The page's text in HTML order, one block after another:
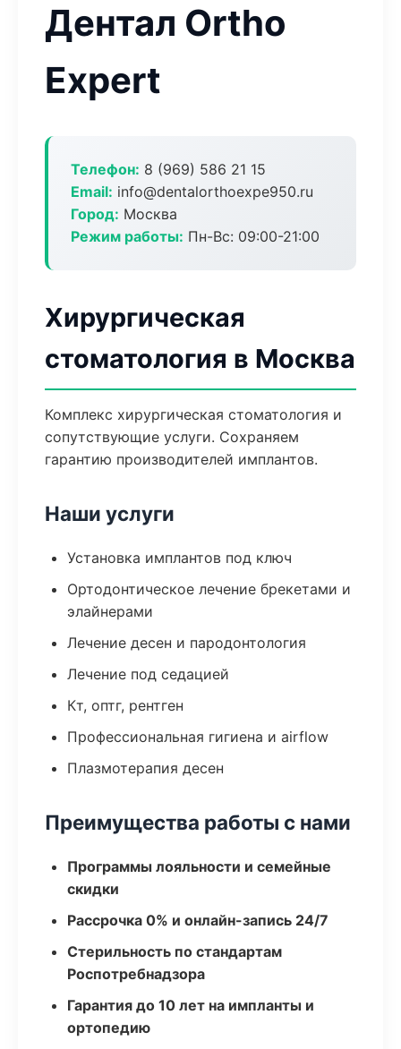
Дентал Ortho
Expert
Телефон: 8 (969) 586 21 15
Email: info@dentalorthoexpe950.ru
Город: Москва
Режим работы: Пн-Вс: 09:00-21:00
Хирургическая
стоматология в Москва
Комплекс хирургическая стоматология и
сопутствующие услуги. Сохраняем
гарантию производителей имплантов.
Наши услуги
Установка имплантов под ключ
Ортодонтическое лечение брекетами и
элайнерами
Лечение десен и пародонтология
Лечение под седацией
Кт, оптг, рентген
Профессиональная гигиена и airflow
Плазмотерапия десен
Преимущества работы с нами
Программы лояльности и семейные
скидки
Рассрочка 0% и онлайн-запись 24/7
Стерильность по стандартам
Роспотребнадзора
Гарантия до 10 лет на импланты и
ортопедию